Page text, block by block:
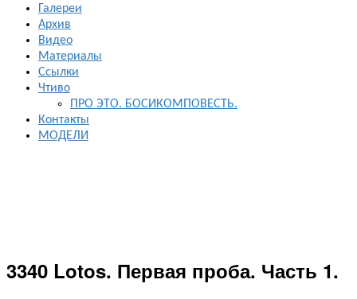
Галереи
Архив
Видео
Материалы
Ссылки
Чтиво
ПРО ЭТО. БОСИКОМПОВЕСТЬ.
Контакты
МОДЕЛИ
3340 Lotos. Первая проба. Часть 1.